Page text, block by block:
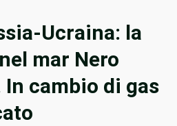
Ucraina: la
mar Nero
cambio di gas